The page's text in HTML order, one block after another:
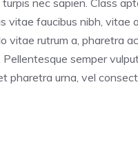
nec sapien. Class
vitae faucibus nibh, vitae
vitae rutrum a, pharetra
Pellentesque semper
pharetra urna, vel